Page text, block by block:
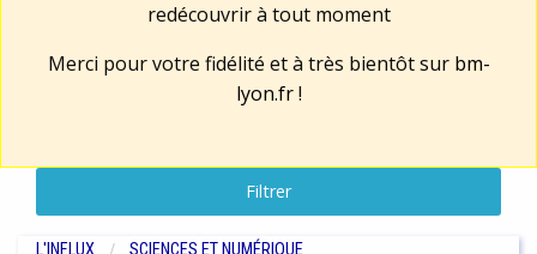
redécouvrir à tout moment
Merci pour votre fidélité et à très bientôt sur bm-
lyon.fr!
Filtrer
L'INFLUX SCIENCES ET NUMÉRIQUE